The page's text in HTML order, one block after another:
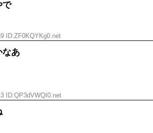
で
ID:ZF0KQYKg0.net
なあ
ID:QP3dVWQI0.net